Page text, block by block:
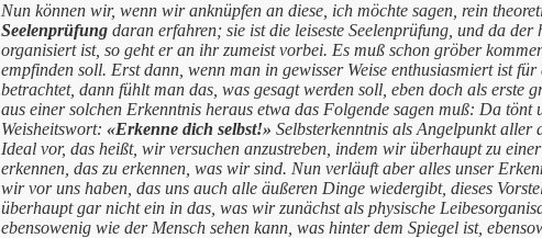
Nun können wir, wenn wir anknüpfen an diese, ich möchte sagen, rein
Seelenprüfungdaran erfahren; sie ist die leiseste Seelenprüfung, und da
organisiert ist, so geht er an ihr zumeist vorbei. Es muß schon gröber
empfinden soll. Erst dann, wenn man in gewisser Weise enthusiasmiert ist
betrachtet, dann fühlt man das, was gesagt werden soll, eben doch als erste
aus einer solchen Erkenntnis heraus etwa das Folgende sagen muß: Da tönt
Weisheitswort: «Erkenne dich selbst!» Selbsterkenntnis als Angelpunkt aller
Ideal vor, das heißt, wir versuchen anzustreben, indem wir überhaupt zu
erkennen, das zu erkennen, was wir sind. Nun verläuft aber alles unser
wir vor uns haben, das uns auch alle äußeren Dinge wiedergibt, dieses
überhaupt gar nicht ein in das, was wir zunächst als physische
ebensowenig wie der Mensch sehen kann, was hinter dem Spiegel ist,